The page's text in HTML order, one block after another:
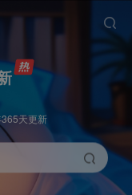
天更新